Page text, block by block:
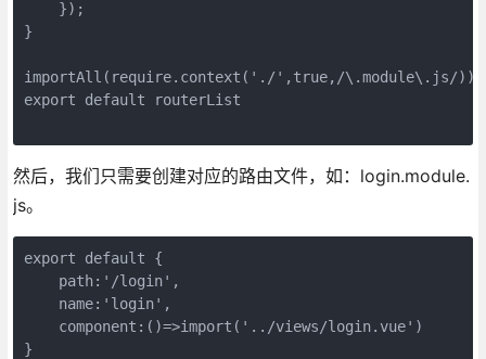
    });
}
importAll(require.context('./',true,/\.module\.js/));//
export default routerList
然后，我们只需要创建对应的路由文件，如：login.module.
js。
export default {
    path:'/login',
    name:'login',
    component:()=>import('../views/login.vue')
}